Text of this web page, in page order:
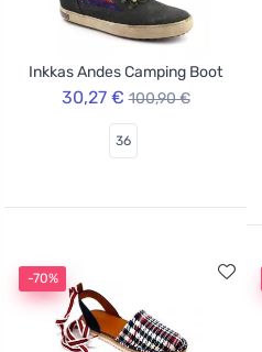
Inkkas Andes Camping Boot
30,27 € 100,90 €
36
-70%